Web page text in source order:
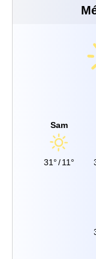
Sam
31°/ 11°